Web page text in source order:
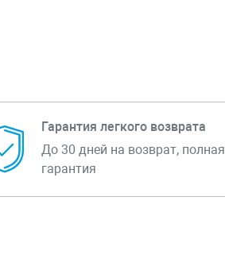
Гарантия легкого возврата
До 30 дней на возврат, полная
гарантия